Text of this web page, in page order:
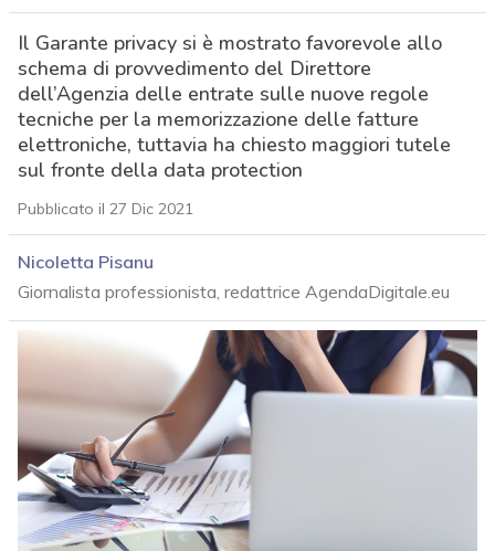
Il Garante privacy si è mostrato favorevole allo
schema di provvedimento del Direttore
dell’Agenzia delle entrate sulle nuove regole
tecniche per la memorizzazione delle fatture
elettroniche, tuttavia ha chiesto maggiori tutele
sul fronte della data protection
Pubblicato il 27 Dic 2021
Nicoletta Pisanu
Giornalista professionista, redattrice AgendaDigitale.eu